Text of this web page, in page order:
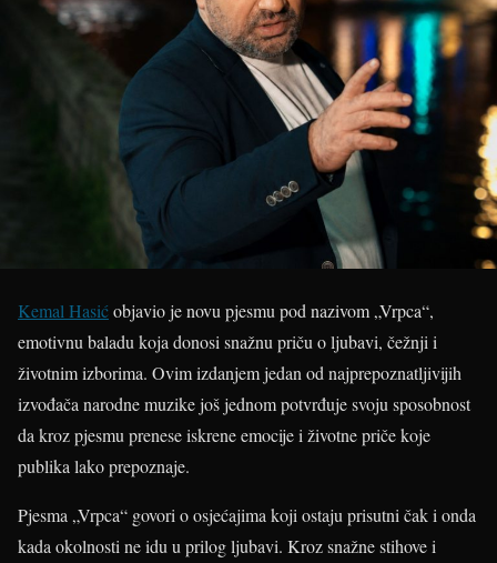
Kemal Hasićobjavio je novu pjesmu pod nazivom „Vrpca“,
emotivnu baladu koja donosi snažnu priču o ljubavi, čežnji i
životnim izborima. Ovim izdanjem jedan od najprepoznatljivijih
izvođača narodne muzike još jednom potvrđuje svoju sposobnost
da kroz pjesmu prenese iskrene emocije i životne priče koje
publika lako prepoznaje.
Pjesma „Vrpca“ govori o osjećajima koji ostaju prisutni čak i onda
kada okolnosti ne idu u prilog ljubavi. Kroz snažne stihove i